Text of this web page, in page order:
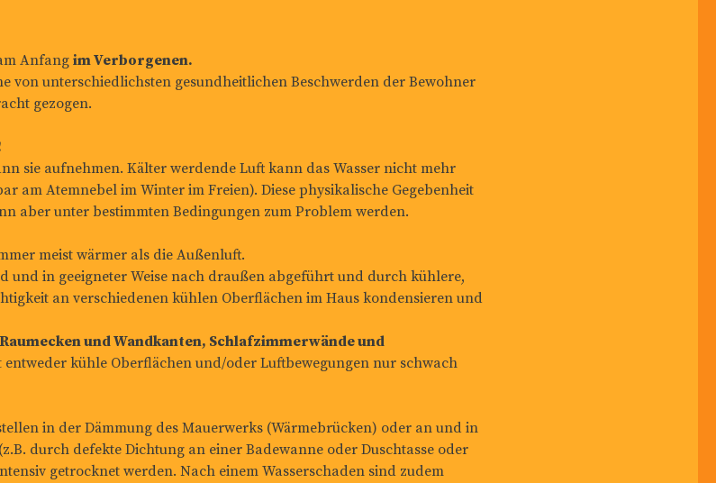
Anfang im Verborgenen.
von unterschiedlichsten gesundheitlichen Beschwerden der Bewohner
gezogen.
sie aufnehmen. Kälter werdende Luft kann das Wasser nicht mehr
am Atemnebel im Winter im Freien). Diese physikalische Gegebenheit
aber unter bestimmten Bedingungen zum Problem werden.
meist wärmer als die Außenluft.
und in geeigneter Weise nach draußen abgeführt und durch kühlere,
an verschiedenen kühlen Oberflächen im Haus kondensieren und
und Wandkanten, Schlafzimmerwände und
kühle Oberflächen und/oder Luftbewegungen nur schwach
in der Dämmung des Mauerwerks (Wärmebrücken) oder an und in
durch defekte Dichtung an einer Badewanne oder Duschtasse oder
getrocknet werden. Nach einem Wasserschaden sind zudem